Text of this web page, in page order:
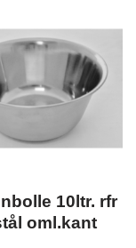
10ltr. rfr
oml.kant